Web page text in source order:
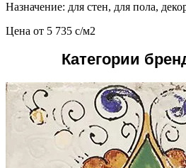
Назначение: для стен, для пола,
Цена от 5 735 c/м2
Категории